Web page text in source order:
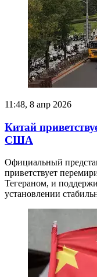
11:48, 8 апр 2026
Китай
США
Официальный
приветствует
Тегераном, и
установлении